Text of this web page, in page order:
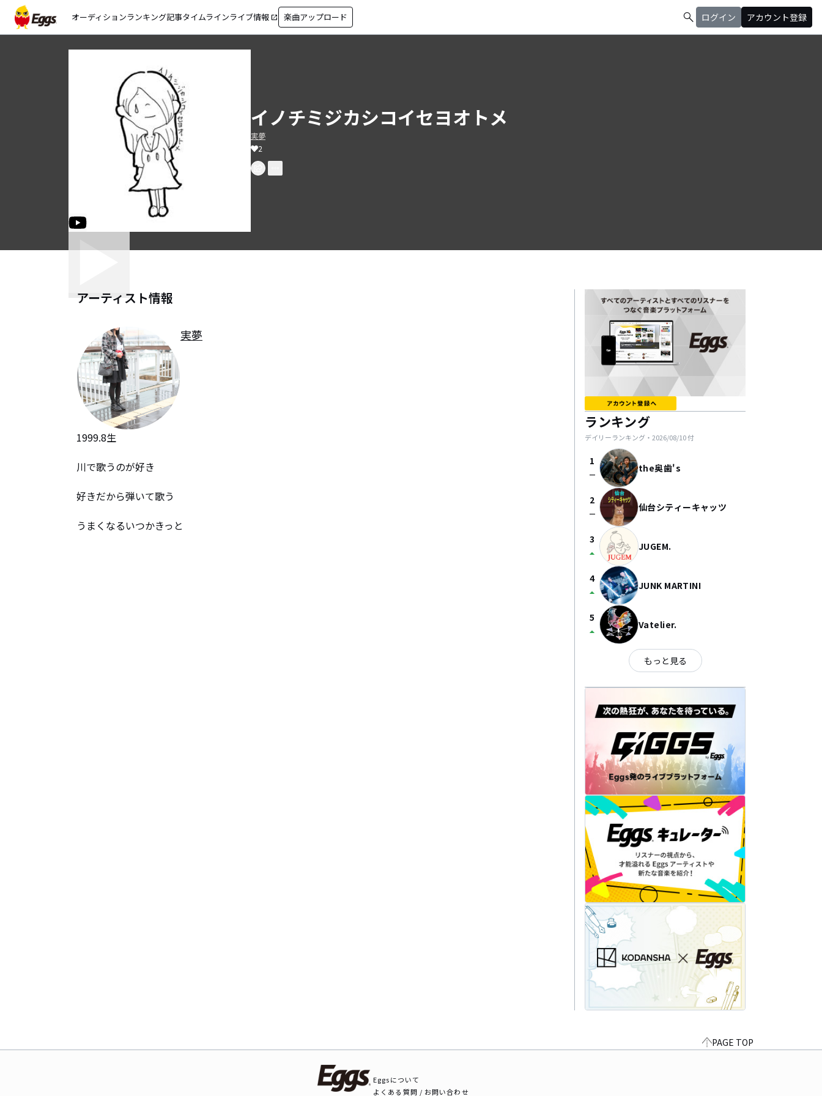
オーディションランキング記事タイムラインライブ情報 open_in_new 楽曲アップロード search ログイン アカウント登録
イノチミジカシコイセヨオトメ
実夢
2
アーティスト情報
実夢
1999.8生
川で歌うのが好き
好きだから弾いて歌う
うまくなるいつかきっと
ランキング
デイリーランキング・ 2026/08/10付
1
check_indeterminate_small the奥歯's
2
check_indeterminate_small 仙台シティーキャッツ
3
arrow_drop_up JUGEM.
4
arrow_drop_up JUNK MARTINI
5
arrow_drop_up Vatelier.
もっと見る
PAGE TOP
Eggsについて
よくある質問 / お問い合わせ